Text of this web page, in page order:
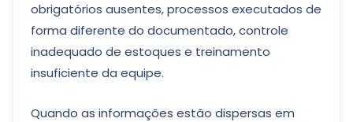
obrigatórios ausentes, processos executados de
forma diferente do documentado, controle
inadequado de estoques e treinamento
insuficiente da equipe.
Quando as informações estão dispersas em